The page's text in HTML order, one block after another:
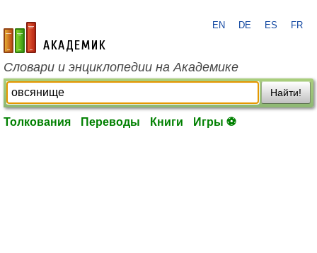
academic.ru
EN DE ES FR
Словари и энциклопедии на Академике
Найти!
Толкования Переводы Книги Игры ⚽